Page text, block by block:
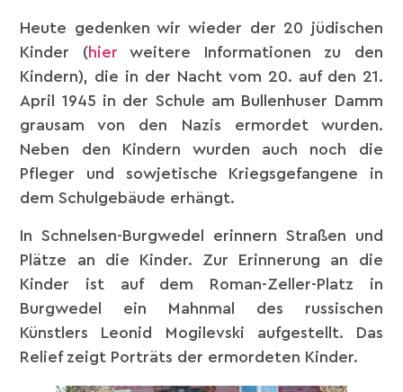
Heute gedenken wir wieder der 20 jüdischen
Kinder (hier weitere Informationen zu den
Kindern), die in der Nacht vom 20. auf den 21.
April 1945 in der Schule am Bullenhuser Damm
grausam von den Nazis ermordet wurden.
Neben den Kindern wurden auch noch die
Pfleger und sowjetische Kriegsgefangene in
dem Schulgebäude erhängt.
In Schnelsen-Burgwedel erinnern Straßen und
Plätze an die Kinder. Zur Erinnerung an die
Kinder ist auf dem Roman-Zeller-Platz in
Burgwedel ein Mahnmal des russischen
Künstlers Leonid Mogilevski aufgestellt. Das
Relief zeigt Porträts der ermordeten Kinder.